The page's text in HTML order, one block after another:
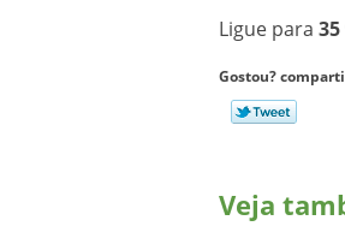
Ligue para 35
Gostou?
Veja